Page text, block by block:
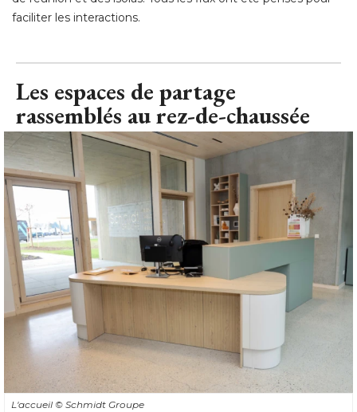
faciliter les interactions.
Les espaces de partage
rassemblés au rez-de-chaussée
L'accueil © Schmidt Groupe